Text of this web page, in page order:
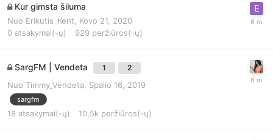
Kur gimsta šiluma
Nuo Erikutis_Kent
Kovo 21, 2020
0 atsakymai(-ų) 929 peržiūros(-ų)
SargFM | Vendeta 1 2
Nuo Timmy_Vendeta Spalio 16, 2019
sargfm
18 atsakymai(-ų) 10,5k peržiūros(-ų)